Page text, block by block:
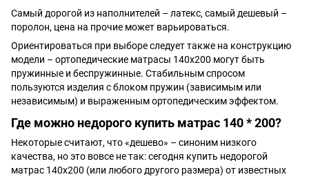
Самый дорогой из наполнителей – латекс, самый дешевый –
поролон, цена на прочие может варьироваться.
Ориентироваться при выборе следует также на конструкцию
модели – ортопедические матрасы 140x200 могут быть
пружинные и беспружинные. Стабильным спросом
пользуются изделия с блоком пружин (зависимым или
независимым) и выраженным ортопедическим эффектом.
Где можно недорого купить матрас 140 * 200?
Некоторые считают, что «дешево» – синоним низкого
качества, но это вовсе не так: сегодня купить недорогой
матрас 140х200 (или любого другого размера) от известных